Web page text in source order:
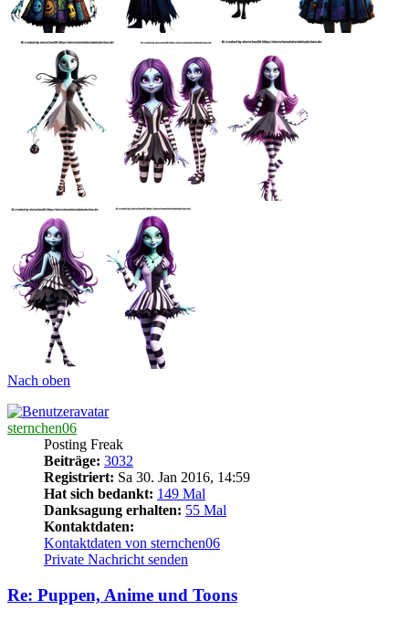
Nach oben
sternchen06
Posting Freak
Beiträge: 3032
Registriert: Sa 30. Jan 2016, 14:59
Hat sich bedankt: 149 Mal
Danksagung erhalten: 55 Mal
Kontaktdaten:
Kontaktdaten von sternchen06
Private Nachricht senden
Re: Puppen, Anime und Toons